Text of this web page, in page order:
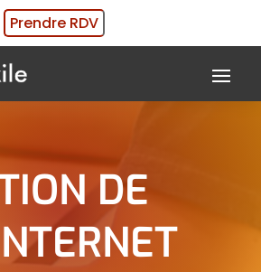
Prendre RDV
DE